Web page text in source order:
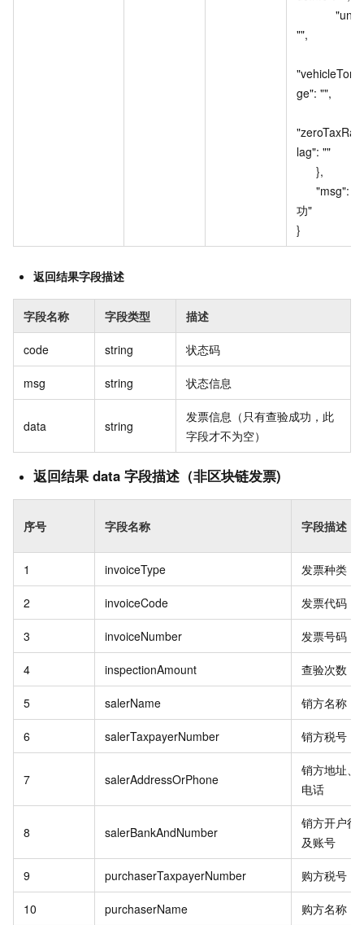
"",
ge": "",
lag": ""
功"
}
返回结果字段描述
字段名称 字段类型 描述
code string 状态码
msg string 状态信息
data string
发票信息（只有查验成功，此
字段才不为空）
返回结果 data 字段描述（非区块链发票)
序号 字段名称 字段描述
1 invoiceType 发票种类
2 invoiceCode 发票代码
3 invoiceNumber 发票号码
4 inspectionAmount 查验次数
5 salerName 销方名称
6 salerTaxpayerNumber 销方税号
7 salerAddressOrPhone
销方地址、
电话
8 salerBankAndNumber
销方开户行
及账号
9 purchaserTaxpayerNumber 购方税号
10 purchaserName 购方名称